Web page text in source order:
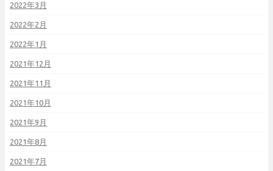
2022年3月
2022年2月
2022年1月
2021年12月
2021年11月
2021年10月
2021年9月
2021年8月
2021年7月